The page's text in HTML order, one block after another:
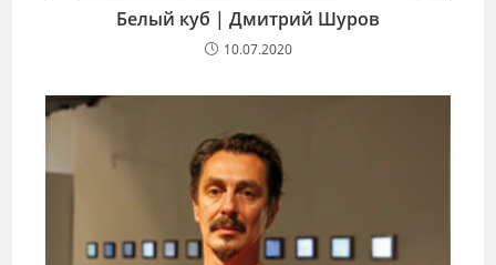
Белый куб | Дмитрий Шуров
10.07.2020